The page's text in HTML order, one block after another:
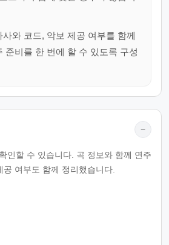
와 코드, 악보 제공 여부를 함께
준비를 한 번에 할 수 있도록 구성
−
인할 수 있습니다. 곡 정보와 함께 연주
여부도 함께 정리했습니다.